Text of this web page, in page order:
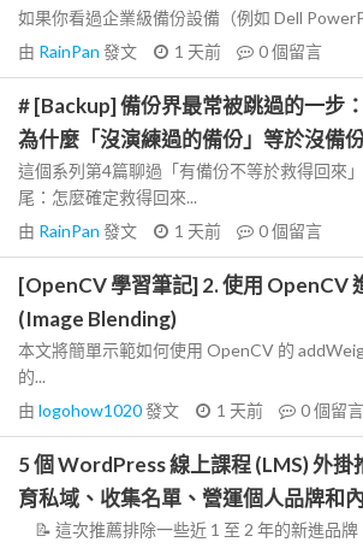
如果你看過企業級備份設備（例如 Dell
由 RainPan 發文 1 天前 0個留言
# [Backup] 備份界最常被跳過的一步
為什麼「沒演練過的備份」等於沒備
這個系列第4篇聊過「有備份不等於救得回來
尾：怎麼確定救得回來...
由 RainPan 發文 1 天前 0個留言
[OpenCV 學習筆記] 2. 使用 OpenCV
(Image Blending)
本文將簡單示範如何使用 OpenCV 的
的...
由 logohow1020發文 1 天前 0個留言
5 個 WordPress 線上課程 (LMS) 外
育私域、收集名單、營運個人品牌和
📝 這次推薦排除一些近 1 至 2 年的新進品